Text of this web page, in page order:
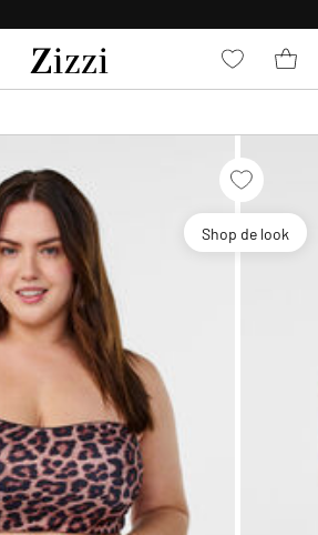
Shop de look